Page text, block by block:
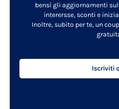
bensì gli aggiornamenti
interersse, sconti e
Inoltre, subito per te, un
Iscriviti